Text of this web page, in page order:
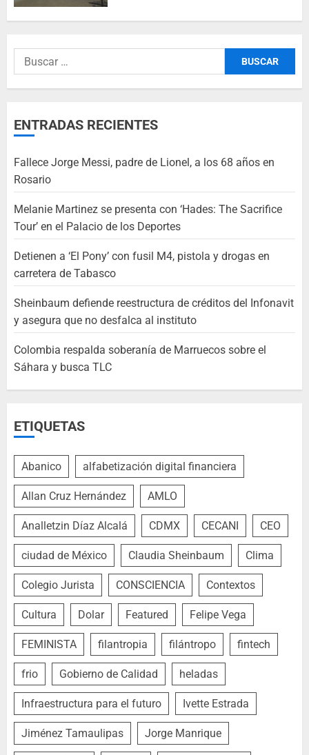
ENTRADAS RECIENTES
Fallece Jorge Messi, padre de Lionel, a los 68 años en
Rosario
Melanie Martinez se presenta con ‘Hades: The Sacrifice
Tour’ en el Palacio de los Deportes
Detienen a ‘El Pony’ con fusil M4, pistola y drogas en
carretera de Tabasco
Sheinbaum defiende reestructura de créditos del Infonavit
y asegura que no desfalca al instituto
Colombia respalda soberanía de Marruecos sobre el
Sáhara y busca TLC
ETIQUETAS
Abanico alfabetización digital financiera
Allan Cruz Hernández AMLO
Analletzin Díaz Alcalá CDMX CECANI CEO
ciudad de México Claudia Sheinbaum Clima
Colegio Jurista CONSCIENCIA Contextos
Cultura Dolar Featured Felipe Vega
FEMINISTA filantropia filántropo fintech
frio Gobierno de Calidad heladas
Infraestructura para el futuro Ivette Estrada
Jiménez Tamaulipas Jorge Manrique